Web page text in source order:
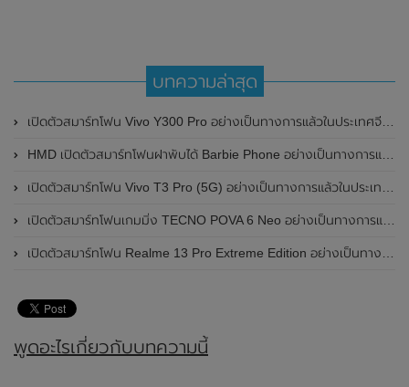
บทความล่าสุด
เปิดตัวสมาร์ทโฟน Vivo Y300 Pro อย่างเป็นทางการแล้วในประเทศจีน มาพร้อมดีไซน์พรีเมี่ยม ทนทาน และแบตเตอรี่สุดอึดขนาดใหญ่ 6,500mAh พร้อมรองรับการชาร์จไว 80W
HMD เปิดตัวสมาร์ทโฟนฝาพับได้ Barbie Phone อย่างเป็นทางการแล้ว มาพร้อมธีมสีชมพูสดใส
เปิดตัวสมาร์ทโฟน Vivo T3 Pro (5G) อย่างเป็นทางการแล้วในประเทศอินเดีย
เปิดตัวสมาร์ทโฟนเกมมิ่ง TECNO POVA 6 Neo อย่างเป็นทางการแล้วในประเทศไทย ในราคา 8,499 บาท
เปิดตัวสมาร์ทโฟน Realme 13 Pro Extreme Edition อย่างเป็นทางการแล้วในประเทศจีน
พูดอะไรเกี่ยวกับบทความนี้